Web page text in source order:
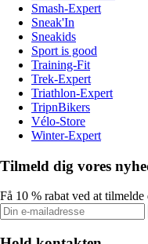
Smash-Expert
Sneak'In
Sneakids
Sport is good
Training-Fit
Trek-Expert
Triathlon-Expert
TripnBikers
Vélo-Store
Winter-Expert
Tilmeld dig vores
Få 10 % rabat ved at